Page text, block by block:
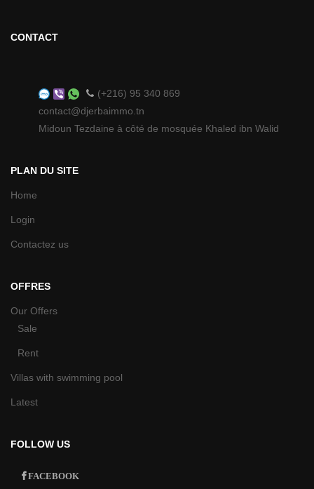
CONTACT
(+216) 95 340 869
contact@djerbaimmo.tn
Midoun Tezdaine à côté de mosquée Khaled ibn Walid
PLAN DU SITE
Home
Login
Contactez us
OFFRES
Our Offers
Sale
Rent
Villas with swimming pool
Latest
FOLLOW US
FACEBOOK